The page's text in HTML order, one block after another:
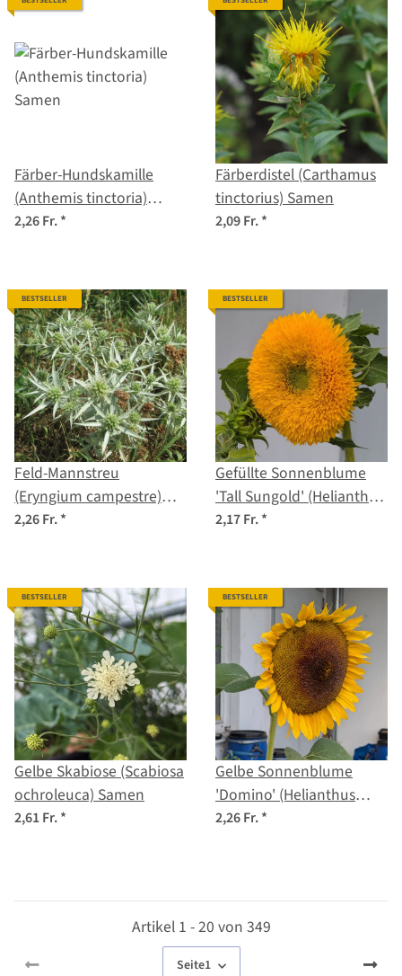
Färber-Hundskamille
(Anthemis tinctoria)
Samen
2,26 Fr.*
Färberdistel (Carthamus
tinctorius) Samen
2,09 Fr.*
BESTSELLER
Feld-Mannstreu
(Eryngium campestre)
Samen
2,26 Fr.*
BESTSELLER
Gefüllte Sonnenblume
'Tall Sungold' (Helianthus
annuus) Samen
2,17 Fr.*
BESTSELLER
Gelbe Skabiose (Scabiosa
ochroleuca) Samen
2,61 Fr.*
BESTSELLER
Gelbe Sonnenblume
'Domino' (Helianthus
annuus) Samen
2,26 Fr.*
Artikel 1 - 20 von 349
Seite1